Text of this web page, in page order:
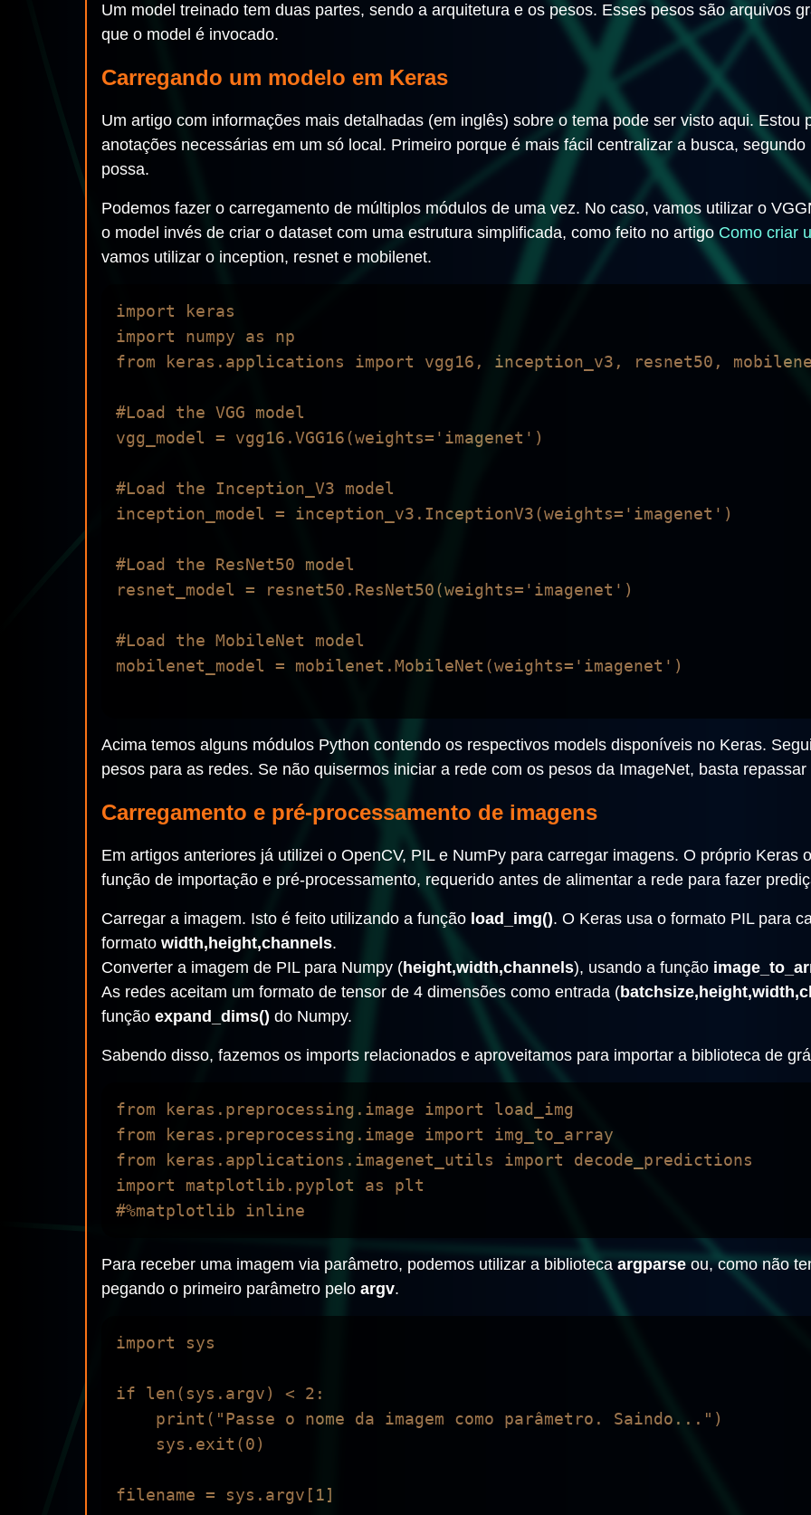
Um model treinado tem duas partes, sendo a arquitetura e os pesos. Esses pesos são arquivos
que o model é invocado.
Carregando um modelo em Keras
Um artigo com informações mais detalhadas (em inglês) sobre o tema pode ser visto aqui. Estou
anotações necessárias em um só local. Primeiro porque é mais fácil centralizar a busca,
possa.
Podemos fazer o carregamento de múltiplos módulos de uma vez. No caso, vamos utilizar o
o model invés de criar o dataset com uma estrutura simplificada, como feito no artigo Como criar
vamos utilizar o inception, resnet e mobilenet.
import keras
import numpy as np
from keras.applications import vgg16, inception_v3, resnet50,
#Load the VGG model
vgg_model = vgg16.VGG16(weights='imagenet')
#Load the Inception_V3 model
inception_model = inception_v3.InceptionV3(weights='imagenet')
#Load the ResNet50 model
resnet_model = resnet50.ResNet50(weights='imagenet')
#Load the MobileNet model
mobilenet_model = mobilenet.MobileNet(weights='imagenet')
Acima temos alguns módulos Python contendo os respectivos models disponíveis no Keras.
pesos para as redes. Se não quisermos iniciar a rede com os pesos da ImageNet, basta
Carregamento e pré-processamento de imagens
Em artigos anteriores já utilizei o OpenCV, PIL e NumPy para carregar imagens. O próprio Keras
função de importação e pré-processamento, requerido antes de alimentar a rede para fazer
Carregar a imagem. Isto é feito utilizando a função load_img(). O Keras usa o formato PIL para
formato width,height,channels.
Converter a imagem de PIL para Numpy (height,width,channels), usando a função
As redes aceitam um formato de tensor de 4 dimensões como entrada (
função expand_dims() do Numpy.
Sabendo disso, fazemos os imports relacionados e aproveitamos para importar a biblioteca de
from keras.preprocessing.image import load_img
from keras.preprocessing.image import img_to_array
from keras.applications.imagenet_utils import decode_predictions
import matplotlib.pyplot as plt
Para receber uma imagem via parâmetro, podemos utilizar a biblioteca argparseou, como não
pegando o primeiro parâmetro pelo argv.
import sys
if len(sys.argv) < 2:
filename = sys.argv[1]